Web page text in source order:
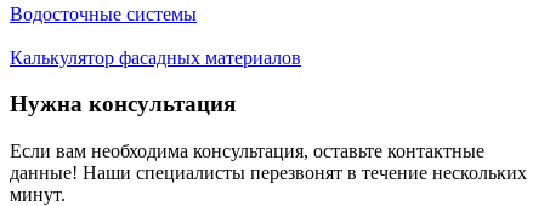
Водосточные системы
Калькулятор фасадных материалов
Нужна консультация
Если вам необходима консультация, оставьте контактные
данные! Наши специалисты перезвонят в течение нескольких
минут.